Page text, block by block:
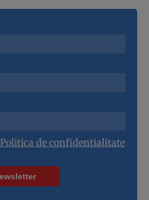
Politica de confidentialitate